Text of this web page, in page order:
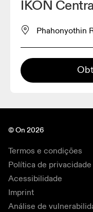
IKON
Phahonyothin
© On 2026
Termos e condições
Política de privacidade
Acessibilidade
Imprint
Análise de